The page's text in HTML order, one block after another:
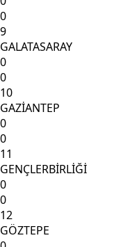
0
9
GALATASARAY
0
0
10
GAZİANTEP
0
0
11
GENÇLERBİRLİĞİ
0
0
12
GÖZTEPE